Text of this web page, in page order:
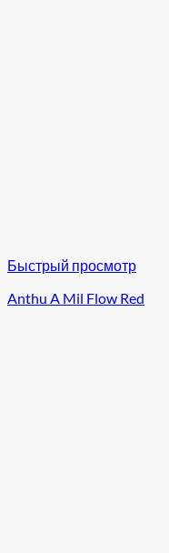
Быстрый просмотр
Anthu A Mil Flow Red